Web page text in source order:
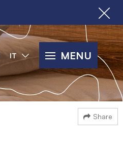
IT MENU
Share